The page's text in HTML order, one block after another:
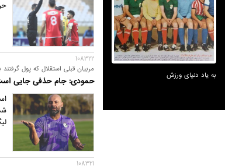
108322
مربیان قبلی استقلال که پول
حمودی: جام حذفی جایی است
108321
به یاد دنیای ورزش